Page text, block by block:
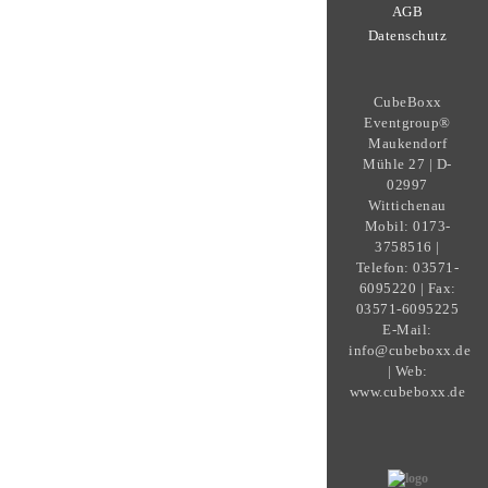
AGB
Datenschutz
CubeBoxx
Eventgroup®
Maukendorf
Mühle 27 | D-
02997
Wittichenau
Mobil: 0173-
3758516 |
Telefon: 03571-
6095220 | Fax:
03571-6095225
E-Mail:
info@cubeboxx.de
| Web:
www.cubeboxx.de